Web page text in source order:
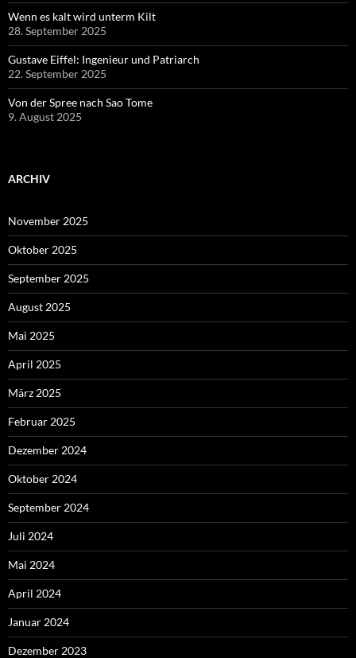
Wenn es kalt wird unterm Kilt
28. September 2025
Gustave Eiffel: Ingenieur und Patriarch
22. September 2025
Von der Spree nach Sao Tome
9. August 2025
ARCHIV
November 2025
Oktober 2025
September 2025
August 2025
Mai 2025
April 2025
März 2025
Februar 2025
Dezember 2024
Oktober 2024
September 2024
Juli 2024
Mai 2024
April 2024
Januar 2024
Dezember 2023